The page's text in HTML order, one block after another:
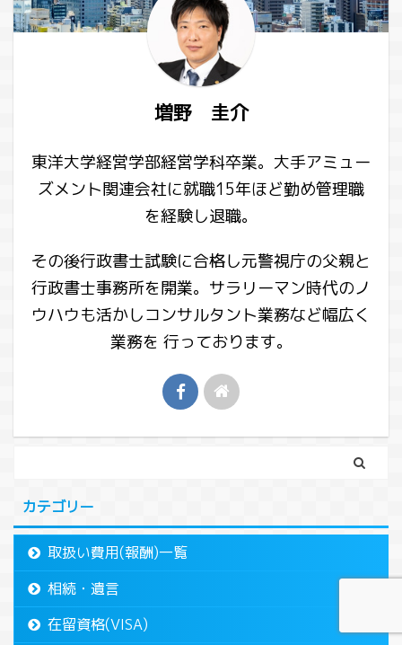
増野 圭介
東洋大学経営学部経営学科卒業。大手アミュー
ズメント関連会社に就職15年ほど勤め管理職
を経験し退職。
その後行政書士試験に合格し元警視庁の父親と
行政書士事務所を開業。サラリーマン時代のノ
ウハウも活かしコンサルタント業務など幅広く
業務を 行っております。
カテゴリー
取扱い費用(報酬)一覧
相続・遺言
在留資格(VISA)